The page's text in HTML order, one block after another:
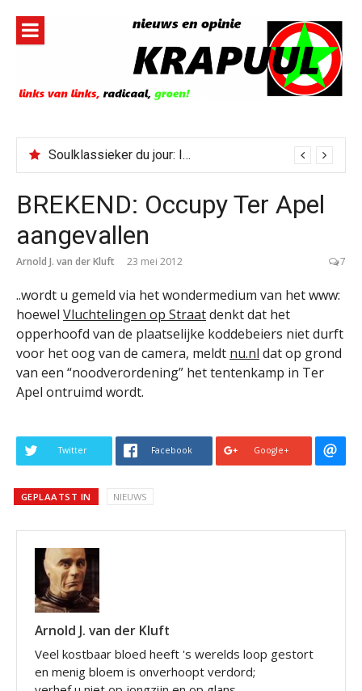
inhoud
Soulklassieker du jour: I Wish It Would Rain
BREKEND: Occupy Ter Apel
aangevallen
Arnold J. van der Kluft 23 mei 2012 7
..wordt u gemeld via het wondermedium van het www:
hoewel Vluchtelingen op Straatdenkt dat het
opperhoofd van de plaatselijke koddebeiers niet durft
voor het oog van de camera, meldt nu.nl dat op grond
van een “noodverordening” het tentenkamp in Ter
Apel ontruimd wordt.
Twitter Facebook Google+
GEPLAATST IN NIEUWS
Arnold J. van der Kluft
Veel kostbaar bloed heeft 's werelds loop gestort
en menig bloem is onverhoopt verdord;